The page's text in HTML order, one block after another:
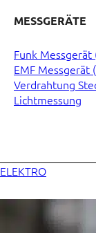
MESSGERÄTE
Funk Messgerät
EMF Messgerät
Verdrahtung
Lichtmessung
ELEKTRO